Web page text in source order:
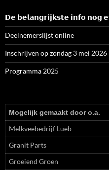
𝗗𝗲 𝗯𝗲𝗹𝗮𝗻𝗴𝗿𝗶𝗷𝗸𝘀𝘁𝗲 𝗶𝗻𝗳𝗼 𝗻𝗼𝗴
Deelnemerslijst online
Inschrijven op zondag 3 mei 2026
Programma 2025
Mogelijk gemaakt door o.a.
Melkveebedrijf Lueb
Granit Parts
Groeiend Groen